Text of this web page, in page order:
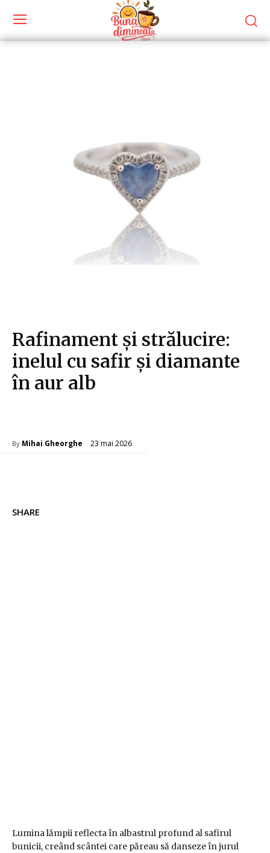
Rafinament și strălucire:
inelul cu safir și diamante
în aur alb
By Mihai Gheorghe 23 mai 2026
SHARE
Lumina lămpii reflecta în albastrul profund al safirul
bunicii, creând scântei care păreau să danseze în jurul